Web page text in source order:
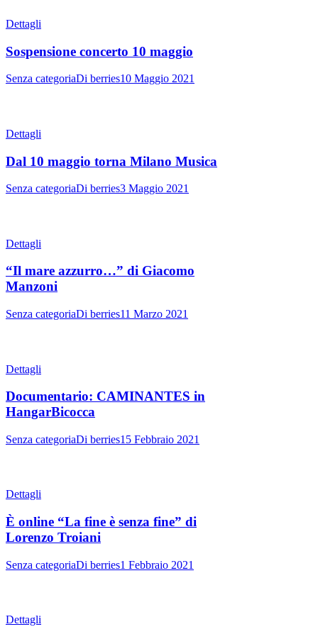
Dettagli
Sospensione concerto 10 maggio
Senza categoriaDi berries10 Maggio 2021
Dettagli
Dal 10 maggio torna Milano Musica
Senza categoriaDi berries3 Maggio 2021
Dettagli
“Il mare azzurro…” di Giacomo
Manzoni
Senza categoriaDi berries11 Marzo 2021
Dettagli
Documentario: CAMINANTES in
HangarBicocca
Senza categoriaDi berries15 Febbraio 2021
Dettagli
È online “La fine è senza fine” di
Lorenzo Troiani
Senza categoriaDi berries1 Febbraio 2021
Dettagli